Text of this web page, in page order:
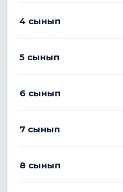
4 сынып
5 сынып
6 сынып
7 сынып
8 сынып